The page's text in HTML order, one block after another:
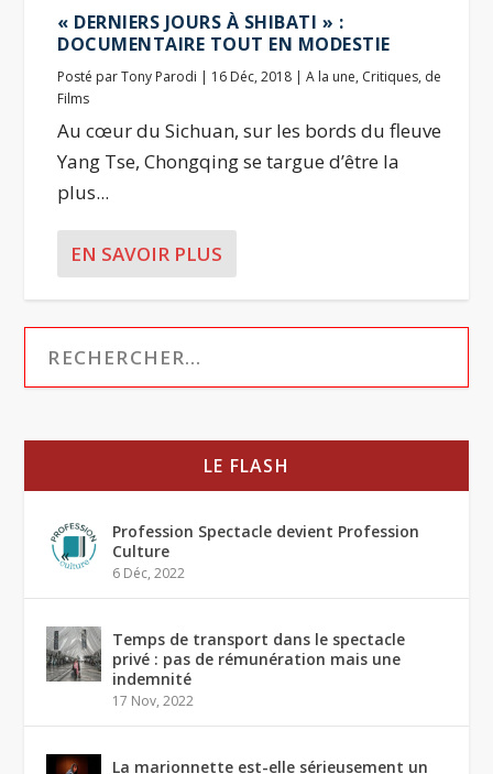
« DERNIERS JOURS À SHIBATI » :
DOCUMENTAIRE TOUT EN MODESTIE
Posté parTony Parodi | 16 Déc, 2018 |A la une, Critiques, de
Films
Au cœur du Sichuan, sur les bords du fleuve
Yang Tse, Chongqing se targue d’être la
plus...
EN SAVOIR PLUS
LE FLASH
Profession Spectacle devient Profession
Culture
6 Déc, 2022
Temps de transport dans le spectacle
privé : pas de rémunération mais une
indemnité
17 Nov, 2022
La marionnette est-elle sérieusement un